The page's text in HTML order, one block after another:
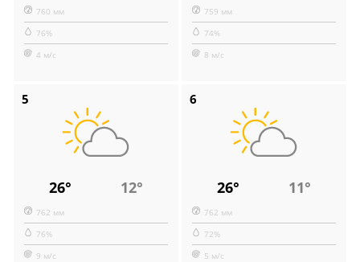
760 мм
76%
4 м/с
759 мм
74%
8 м/с
5
26° 12°
762 мм
76%
9 м/с
6
26° 11°
762 мм
72%
5 м/с